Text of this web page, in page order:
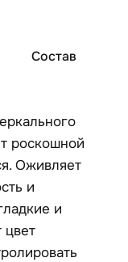
Состав
роскошной
Оживляет
и
и
цвет